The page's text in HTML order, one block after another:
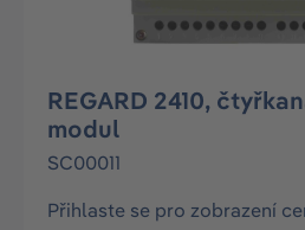
REGARD 2410,
modul
SC00011
Přihlaste se pro zobrazení